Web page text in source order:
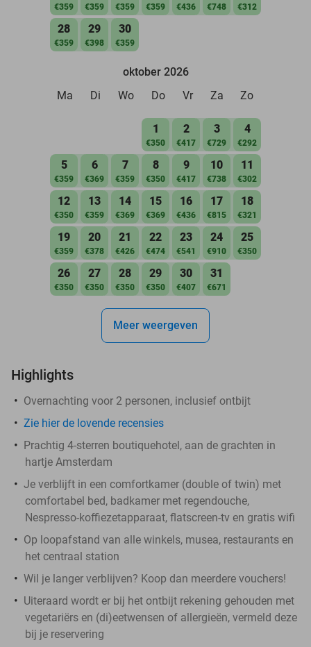
€359 €359 €359 €359 €436 €748 €312
28
€359
29
€398
30
€359
oktober 2026
Ma
Di Wo Do Vr Za Zo
1
€350
2
€417
3
€729
4
€292
5
€359
6
€369
7
€359
8
€350
9
€417
10
€738
11
€302
12
€350
13
€359
14
€369
15
€369
16
€436
17
€815
18
€321
19
€359
20
€378
21
€426
22
€474
23
€541
24
€910
25
€350
26
€350
27
€350
28
€350
29
€350
30
€407
31
€671
Meer weergeven
Highlights
Overnachting voor 2 personen, inclusief ontbijt
Zie hier de lovende recensies
Prachtig 4-sterren boutiquehotel, aan de grachten in
hartje Amsterdam
Je verblijft in een comfortkamer (double of twin) met
comfortabel bed, badkamer met regendouche,
Nespresso-koffiezetapparaat, flatscreen-tv en gratis wifi
Op loopafstand van alle winkels, musea, restaurants en
het centraal station
Wil je langer verblijven? Koop dan meerdere vouchers!
Uiteraard wordt er bij het ontbijt rekening gehouden met
vegetariërs en (di)eetwensen of allergieën, vermeld deze
bij je reservering